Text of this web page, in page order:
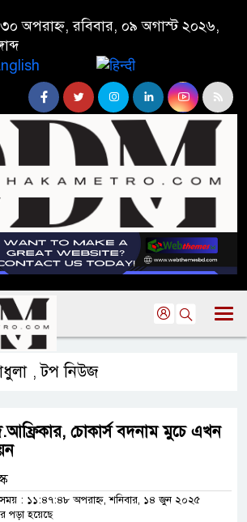
অপরাহ্ন, রবিবার, ০৯ অগাস্ট ২০২৬,
,টপ নিউজ
চোকার্স বদনাম মুচে এখন
: ১১:৪৭:৪৮ অপরাহ্ন, শনিবার, ১৪ জুন ২০২৫
পড়া হয়েছে